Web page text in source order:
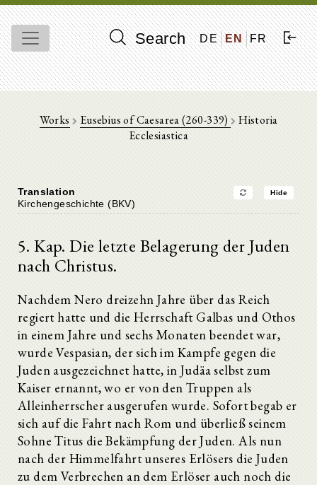
Search DE EN FR
Works Eusebius of Caesarea (260-339) Historia
Ecclesiastica
Translation Hide
Kirchengeschichte (BKV)
5. Kap. Die letzte Belagerung der Juden
nach Christus.
Nachdem Nero dreizehn Jahre über das Reich
regiert hatte und die Herrschaft Galbas und Othos
in einem Jahre und sechs Monaten beendet war,
wurde Vespasian, der sich im Kampfe gegen die
Juden ausgezeichnet hatte, in Judäa selbst zum
Kaiser ernannt, wo er von den Truppen als
Alleinherrscher ausgerufen wurde. Sofort begab er
sich auf die Fahrt nach Rom und überließ seinem
Sohne Titus die Bekämpfung der Juden. Als nun
nach der Himmelfahrt unseres Erlösers die Juden
zu dem Verbrechen an dem Erlöser auch noch die